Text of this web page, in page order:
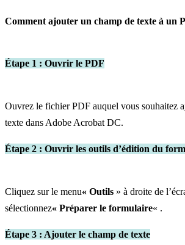
Comment ajouter un champ de texte à un
Étape 1 : Ouvrir le PDF
Ouvrez le fichier PDF auquel vous souhaitez
texte dans Adobe Acrobat DC.
Étape 2 : Ouvrir les outils d’édition du
Cliquez sur le menu« Outils » à droite de
sélectionnez« Préparer le formulaire« .
Étape 3 : Ajouter le champ de texte